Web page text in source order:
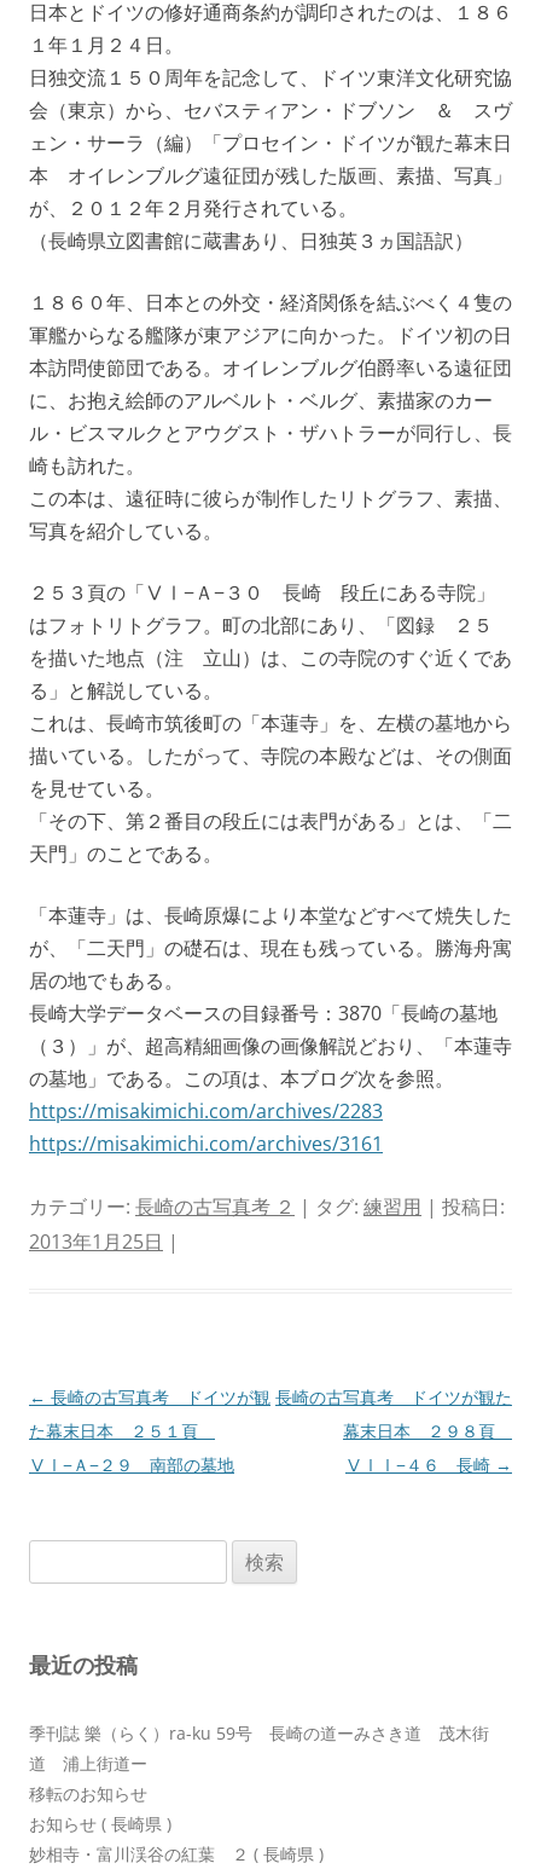
日本とドイツの修好通商条約が調印されたのは、１８６
１年１月２４日。
日独交流１５０周年を記念して、ドイツ東洋文化研究協
会（東京）から、セバスティアン・ドブソン ＆ スヴ
ェン・サーラ（編）「プロセイン・ドイツが観た幕末日
本 オイレンブルグ遠征団が残した版画、素描、写真」
が、２０１２年２月発行されている。
（長崎県立図書館に蔵書あり、日独英３ヵ国語訳）
１８６０年、日本との外交・経済関係を結ぶべく４隻の
軍艦からなる艦隊が東アジアに向かった。ドイツ初の日
本訪問使節団である。オイレンブルグ伯爵率いる遠征団
に、お抱え絵師のアルベルト・ベルグ、素描家のカー
ル・ビスマルクとアウグスト・ザハトラーが同行し、長
崎も訪れた。
この本は、遠征時に彼らが制作したリトグラフ、素描、
写真を紹介している。
２５３頁の「ⅤⅠ−Ａ−３０ 長崎 段丘にある寺院」
はフォトリトグラフ。町の北部にあり、「図録 ２５
を描いた地点（注 立山）は、この寺院のすぐ近くであ
る」と解説している。
これは、長崎市筑後町の「本蓮寺」を、左横の墓地から
描いている。したがって、寺院の本殿などは、その側面
を見せている。
「その下、第２番目の段丘には表門がある」とは、「二
天門」のことである。
「本蓮寺」は、長崎原爆により本堂などすべて焼失した
が、「二天門」の礎石は、現在も残っている。勝海舟寓
居の地でもある。
長崎大学データベースの目録番号：3870「長崎の墓地
（３）」が、超高精細画像の画像解説どおり、「本蓮寺
の墓地」である。この項は、本ブログ次を参照。
https://misakimichi.com/archives/2283
https://misakimichi.com/archives/3161
カテゴリー: 長崎の古写真考 ２ | タグ: 練習用 | 投稿日:
2013年1月25日 |
投
稿
ナ
ン
← 長崎の古写真考 ドイツが観
た幕末日本 ２５１頁
ⅤⅠ−Ａ−２９ 南部の墓地
長崎の古写真考 ドイツが観た
幕末日本 ２９８頁
ⅤⅠⅠ−４６ 長崎 →
索:
最近の投稿
季刊誌 樂（らく）ra-ku 59号 長崎の道ーみさき道 茂木街
道 浦上街道ー
移転のお知らせ
お知らせ ( 長崎県 )
妙相寺・富川渓谷の紅葉 ２ ( 長崎県 )